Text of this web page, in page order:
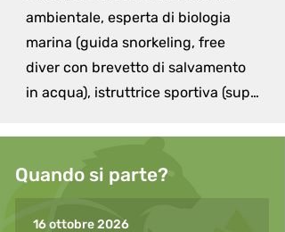
ambientale, esperta di biologia
marina (guida snorkeling, free
diver con brevetto di salvamento
in acqua), istruttrice sportiva (sup,
sportiva e gymstick), ha unito alla
pratica sportiva la passione
ragazzi e adulti in contesti
Quando si parte?
16 ottobre 2026